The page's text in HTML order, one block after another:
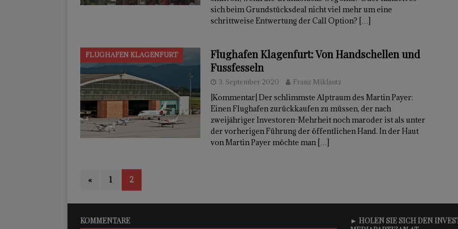
sich beim Grundstücksdeal nicht viel mehr um eine
schrittweise Entwertung der Call Option? […]
FLUGHAFEN KLAGENFURT
Flughafen Klagenfurt: Von Handschellen und
Fussfesseln
3. September 2020 Franz Miklautz
|Kommentar| Der schlimmste Alptraum des Martin Payer:
Einen Flughafen zurückkaufen zu müssen, der nach
zweijähriger Investoren-Mehrheit noch maroder ist als unter
der vorherigen Führung der öffentlichen Hand. In der Haut
von Martin Payer möchte man […]
« 1 2
KOMMENTARE
► HOLEN SIE SICH DEN